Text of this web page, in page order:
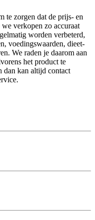
te zorgen dat de prijs- en
verkopen zo accuraat
worden verbeterd,
voedingswaarden, dieet-
We raden je daarom aan
het product te
dan kan altijd contact